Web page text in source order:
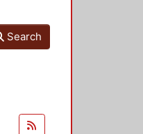
Search